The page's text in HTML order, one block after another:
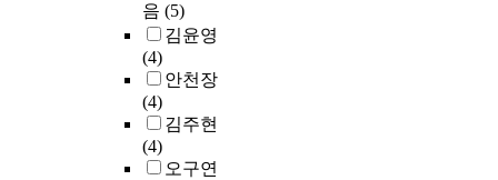
음 (5)
김윤영
(4)
안천장
(4)
김주현
(4)
오구연